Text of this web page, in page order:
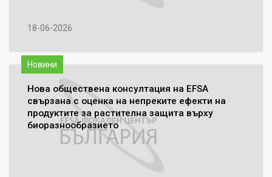
18-06-2026
Новини
Нова обществена консултация на EFSA
свързана с оценка на непреките ефекти на
продуктите за растителна защита върху
биоразнообразието